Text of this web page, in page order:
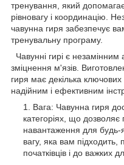
тренування, який
рівновагу і координацію.
чавунна гиря забезпечує
тренувальну програму.
Чавунні гирі є
зміцнення м'язів.
гиря має декілька ключових
надійним і ефективним
Вага: Чавунна гиря
категоріях, що дозволяє
навантаження для будь-
вагу, яка вам підходить,
початківців і до важких